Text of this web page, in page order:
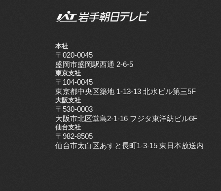
本社
〒020-0045
盛岡市盛岡駅西通 2-6-5
東京支社
〒104-0045
東京都中央区築地 1-13-13 北水ビル第三5F
大阪支社
〒530-0003
大阪市北区堂島2-1-16 フジタ東洋紡ビル6F
仙台支社
〒982-8505
仙台市太白区あすと長町1-3-15 東日本放送内